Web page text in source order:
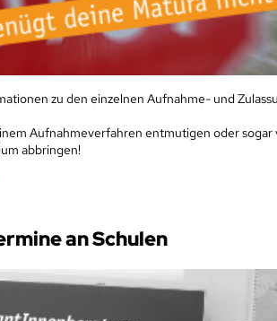
zu den einzelnen Aufnahme- und
Aufnahmeverfahren entmutigen oder sogar
abbringen!
an Schulen